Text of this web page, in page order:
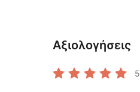
Αξιολογήσεις
5